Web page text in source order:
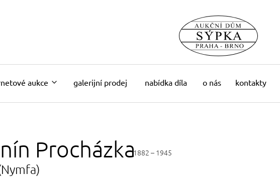
aukce galerijní prodej nabídka díla o nás kontakty
Procházka1882 – 1945